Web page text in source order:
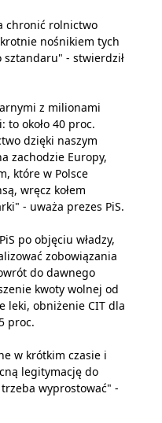
chronić rolnictwo
nośnikiem tych
- stwierdził
z milionami
to około 40 proc.
dzięki naszym
zachodzie Europy,
które w Polsce
wręcz kołem
- uważa prezes PiS.
po objęciu władzy,
zobowiązania
do dawnego
kwoty wolnej od
leki, obniżenie CIT dla
proc.
w krótkim czasie i
legitymację do
wyprostować" -